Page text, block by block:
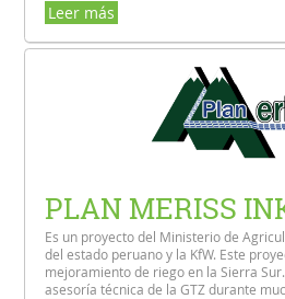
Leer más
PLAN MERISS
Es un proyecto del Ministerio de
del estado peruano y la KfW. Este
mejoramiento de riego en la Sierra
asesoría técnica de la GTZ durante